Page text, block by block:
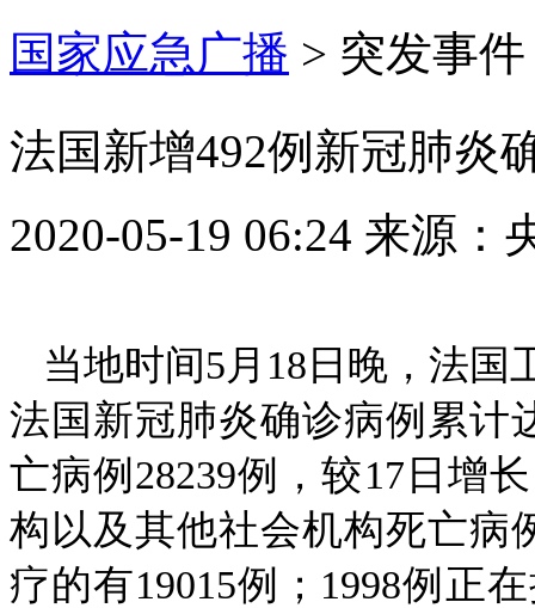
国家应急广播 > 突发事件
法国新增492例新冠肺炎
2020-05-19 06:24 来源：
当地时间5月18日晚，法国
法国新冠肺炎确诊病例累计
亡病例28239例，较17日增
构以及其他社会机构死亡病
疗的有19015例；1998例正